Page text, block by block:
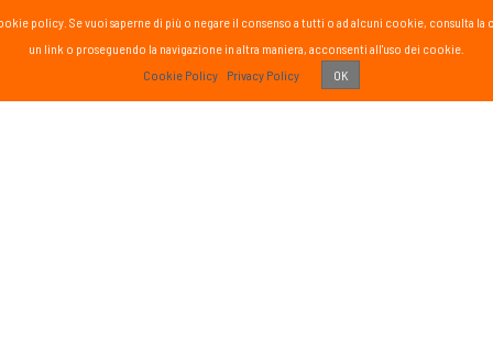
policy. Se vuoi saperne di più o negare il consenso a tutti o ad alcuni cookie, consulta
un link o proseguendo la navigazione in altra maniera, acconsenti all'uso dei cookie.
Cookie Policy
Privacy Policy OK